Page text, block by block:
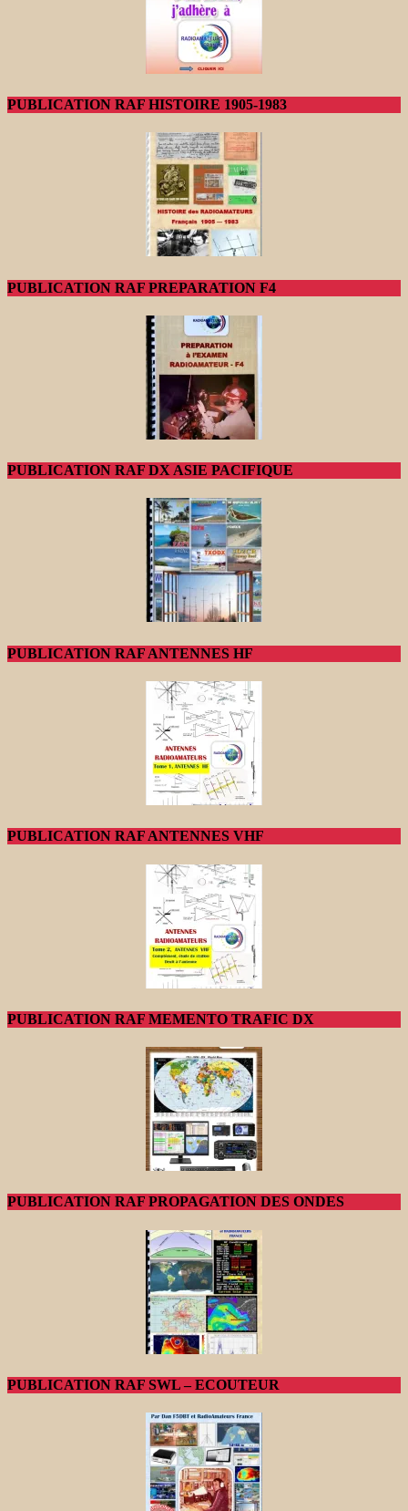
PUBLICATION RAF HISTOIRE 1905-1983
PUBLICATION RAF PREPARATION F4
PUBLICATION RAF DX ASIE PACIFIQUE
PUBLICATION RAF ANTENNES HF
PUBLICATION RAF ANTENNES VHF
PUBLICATION RAF MEMENTO TRAFIC DX
PUBLICATION RAF PROPAGATION DES ONDES
PUBLICATION RAF SWL – ECOUTEUR